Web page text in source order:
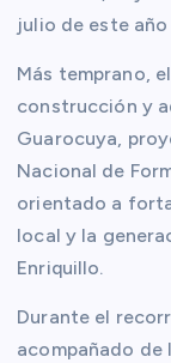
julio de este año
Más temprano,
construcción y
Guarocuya,
Nacional de
orientado a
local y la
Enriquillo.
Durante el
acompañado de